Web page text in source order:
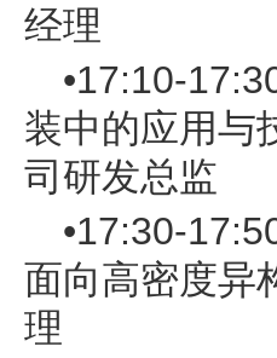
经理
•17:10-
装中的应用与
司研发总监
•17:30-
面向高密度异
理